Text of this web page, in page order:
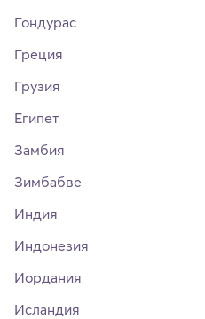
Гондурас
Греция
Грузия
Египет
Замбия
Зимбабве
Индия
Индонезия
Иордания
Исландия